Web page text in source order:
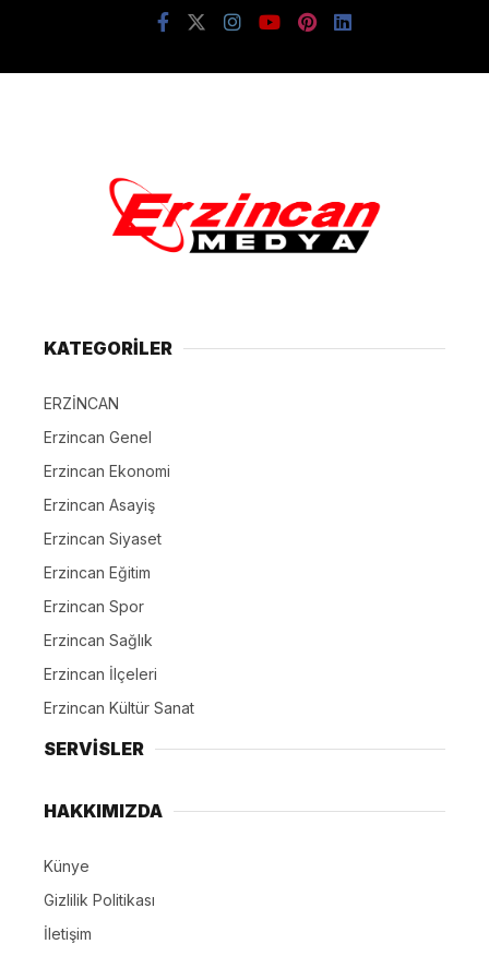
KATEGORİLER
ERZİNCAN
Erzincan Genel
Erzincan Ekonomi
Erzincan Asayiş
Erzincan Siyaset
Erzincan Eğitim
Erzincan Spor
Erzincan Sağlık
Erzincan İlçeleri
Erzincan Kültür Sanat
SERVİSLER
HAKKIMIZDA
Künye
Gizlilik Politikası
İletişim